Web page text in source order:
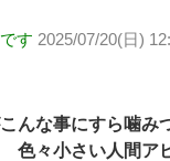
す 2025/07/20(日)
んな事にすら噛み
色々小さい人間ア